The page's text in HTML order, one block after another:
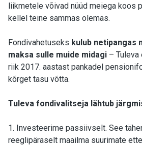
liikmetele võivad nüüd meiega koos
kellel teine sammas olemas.
Fondivahetuseks kulub netipangas
maksa sulle muide midagi –
riik 2017. aastast pankadel
kõrget tasu võtta.
Tuleva fondivalitseja lähtub
1. Investeerime passiivselt. See
reeglipäraselt maailma suurimate